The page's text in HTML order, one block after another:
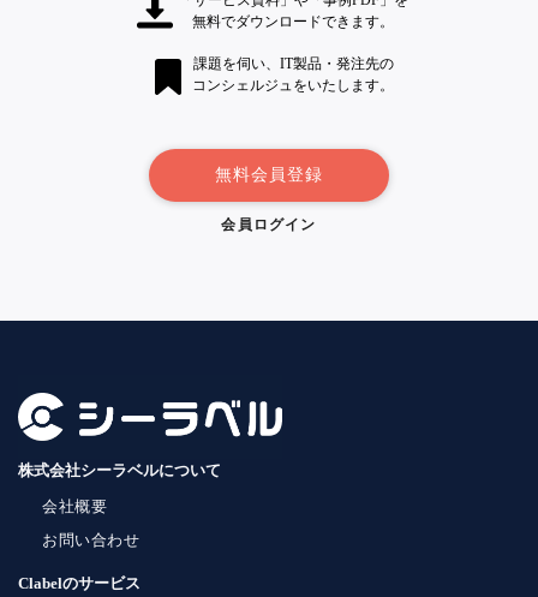
無料でダウンロードできます。
課題を伺い、IT製品・発注先の
コンシェルジュをいたします。
無料会員登録
会員ログイン
株式会社シーラベルについて
会社概要
お問い合わせ
Clabelのサービス